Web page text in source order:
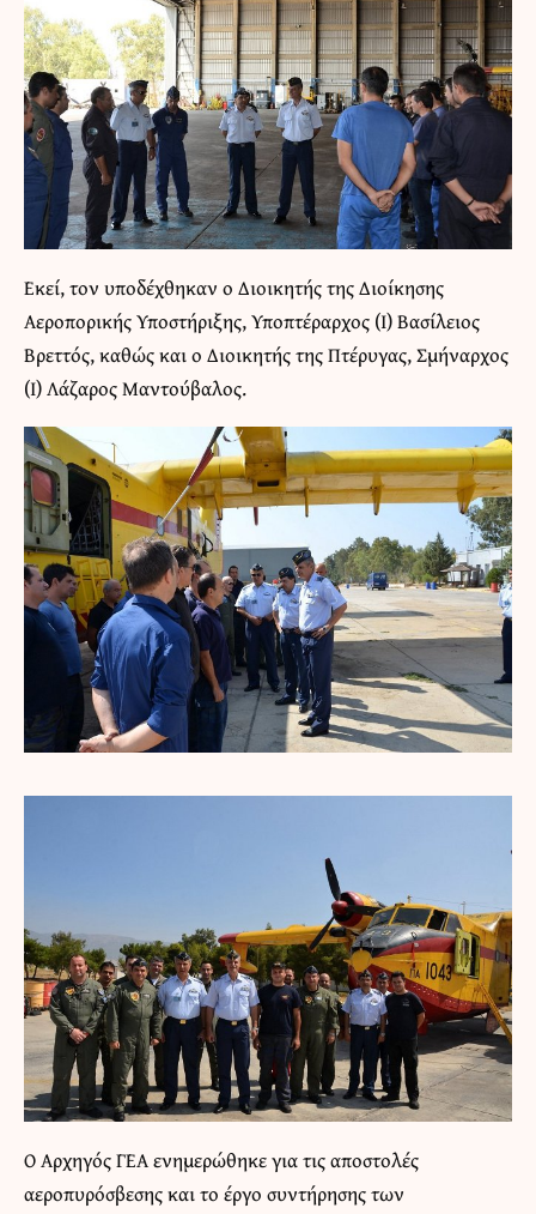
Εκεί, τον υποδέχθηκαν ο Διοικητής της Διοίκησης
Αεροπορικής Υποστήριξης, Υποπτέραρχος (Ι) Βασίλειος
Βρεττός, καθώς και ο Διοικητής της Πτέρυγας, Σμήναρχος
(Ι) Λάζαρος Μαντούβαλος.
Ο Αρχηγός ΓΕΑ ενημερώθηκε για τις αποστολές
αεροπυρόσβεσης και το έργο συντήρησης των